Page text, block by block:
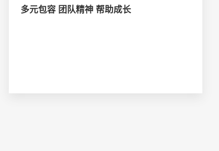
多元包容 团队精神 帮助成长